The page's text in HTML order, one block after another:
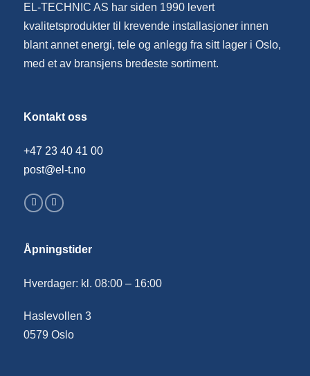
EL-TECHNIC AS har siden 1990 levert
kvalitetsprodukter til krevende installasjoner innen
blant annet energi, tele og anlegg fra sitt lager i Oslo,
med et av bransjens bredeste sortiment.
Kontakt oss
+47 23 40 41 00
post@el-t.no
Åpningstider
Hverdager: kl. 08:00 – 16:00
Haslevollen 3
0579 Oslo